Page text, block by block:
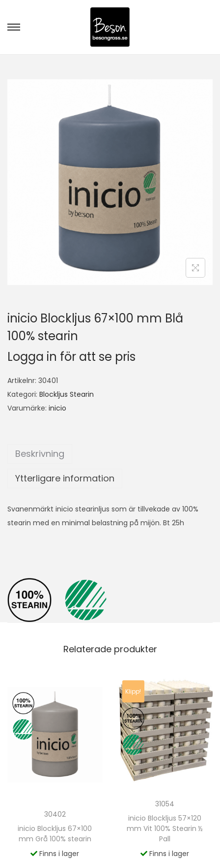
inicio Blockljus 67×100 mm Blå
100% stearin
Logga in för att se pris
Artikelnr: 30401
Kategori: Blockljus Stearin
Varumärke: inicio
Beskrivning
Ytterligare information
Svanenmärkt inicio stearinljus som är tillvekade av 100%
stearin med en minimal belastning på mijön. Bt 25h
Relaterade produkter
30402
inicio Blockljus 67×100
mm Grå 100% stearin
Finns i lager
Klipp!
31054
inicio Blockljus 57×120
mm Vit 100% Stearin ½
Pall
Finns i lager